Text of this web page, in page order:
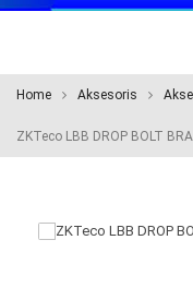
Home Aksesoris
ZKTeco LBB DROP BOLT